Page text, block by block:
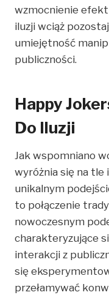
wzmocnienie
iluzji wciąż
umiejętność
publiczności.
Happy
Do Iluzji
Jak wspomniano
wyróżnia się na
unikalnym
to połączenie
nowoczesnym
charakteryzujące
interakcji z
się
przełamywać